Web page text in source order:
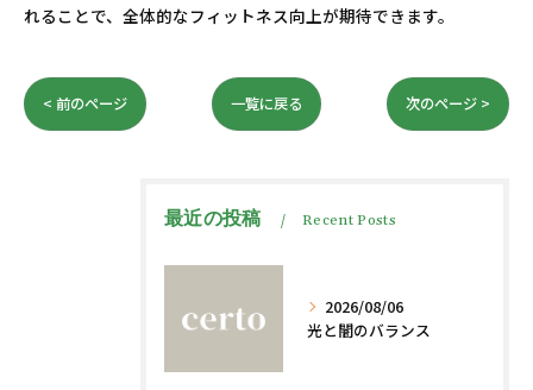
れることで、全体的なフィットネス向上が期待できます。
< 前のページ 一覧に戻る 次のページ >
最近の投稿 Recent Posts
2026/08/06
光と闇のバランス